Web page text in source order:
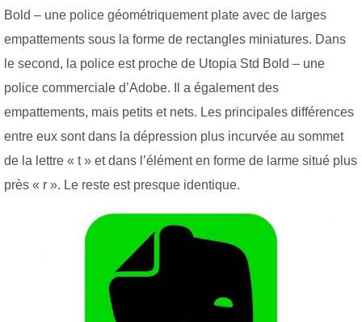
Bold – une police géométriquement plate avec de larges
empattements sous la forme de rectangles miniatures. Dans
le second, la police est proche de Utopia Std Bold – une
police commerciale d’Adobe. Il a également des
empattements, mais petits et nets. Les principales différences
entre eux sont dans la dépression plus incurvée au sommet
de la lettre « t » et dans l’élément en forme de larme situé plus
près « r ». Le reste est presque identique.